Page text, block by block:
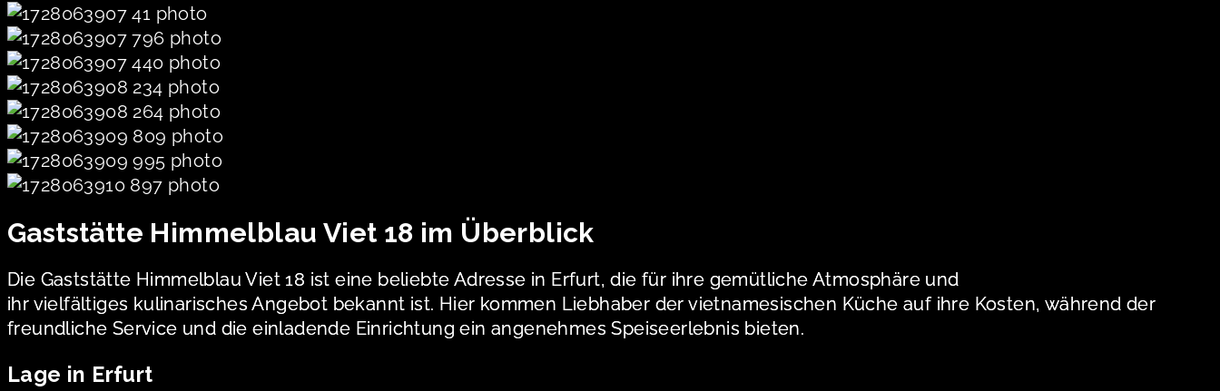
Gaststätte Himmelblau Viet 18 im Überblick
Die Gaststätte Himmelblau Viet 18 ist eine beliebte Adresse in Erfurt, die für ihre gemütliche Atmosphäre und
ihr vielfältiges kulinarisches Angebot bekannt ist. Hier kommen Liebhaber der vietnamesischen Küche auf ihre Kosten, während der
freundliche Service und die einladende Einrichtung ein angenehmes Speiseerlebnis bieten.
Lage in Erfurt